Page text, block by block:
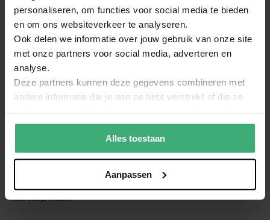
personaliseren, om functies voor social media te bieden
en om ons websiteverkeer te analyseren.
Ook delen we informatie over jouw gebruik van onze site
met onze partners voor social media, adverteren en
analyse.
Deze partners kunnen deze gegevens combineren met
andere informatie die je aan ze hebt verstrekt of die ze
services.
Alles toestaan
Aanpassen
Schrijf een review over:
PD Connex luidsprekerkabel met 2x 6,3mm Jack Plug -
10m
star
stars
stars
stars
stars
Titel van je review
Lees meer beoordelingen